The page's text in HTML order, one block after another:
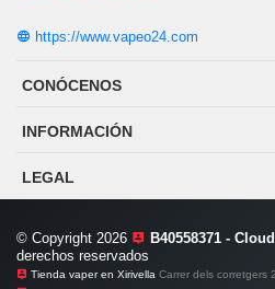
https://www.vapeo24.com
CONÓCENOS
INFORMACIÓN
LEGAL
© Copyright 2026 B40558371 -
derechos reservados
Tienda vaper en Xirivella Carrer dels corretgers